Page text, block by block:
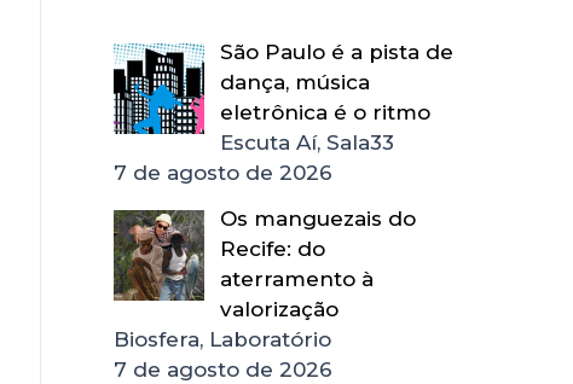
São Paulo é a pista de
dança, música
eletrônica é o ritmo
Escuta Aí, Sala33
7 de agosto de 2026
Os manguezais do
Recife: do
aterramento à
valorização
Biosfera, Laboratório
7 de agosto de 2026